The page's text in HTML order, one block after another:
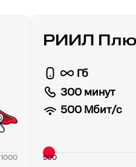
1000
РИИЛ
Гб
300 минут
500Мбит/с
500